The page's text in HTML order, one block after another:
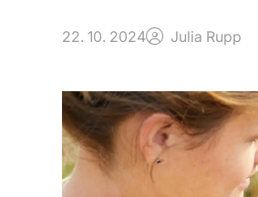
22. 10. 2024 Julia Rupp